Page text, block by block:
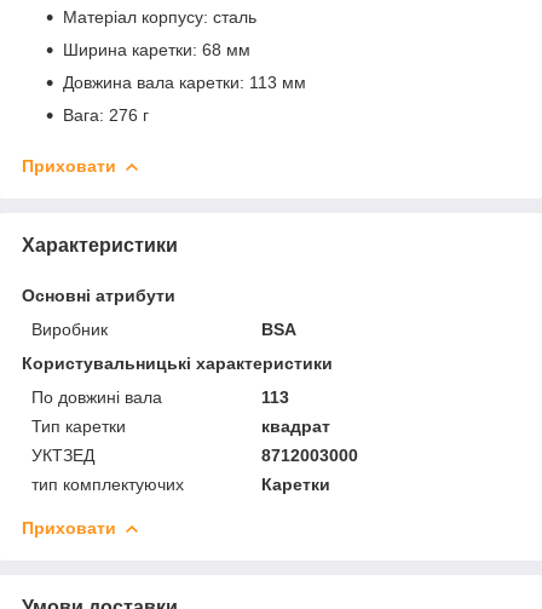
Матеріал корпусу: сталь
Ширина каретки: 68 мм
Довжина вала каретки: 113 мм
Вага: 276 г
Приховати
Характеристики
Основні атрибути
Виробник
BSA
Користувальницькі характеристики
По довжині вала
113
Тип каретки
квадрат
УКТЗЕД
8712003000
тип комплектуючих
Каретки
Приховати